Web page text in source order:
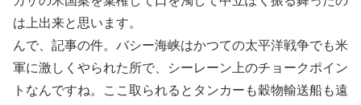
は上出来と思います。
んで、記事の件。バシー海峡はかつての太平洋戦争でも米
軍に激しくやられた所で、シーレーン上のチョークポイン
トなんですね。ここ取られるとタンカーも穀物輸送船も遠